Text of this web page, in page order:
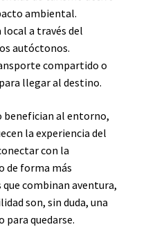
ambiental.
a través del
autóctonos.
compartido o
llegar al destino.
benefician al entorno,
la experiencia del
con la
de forma más
que combinan aventura,
son, sin duda, una
para quedarse.